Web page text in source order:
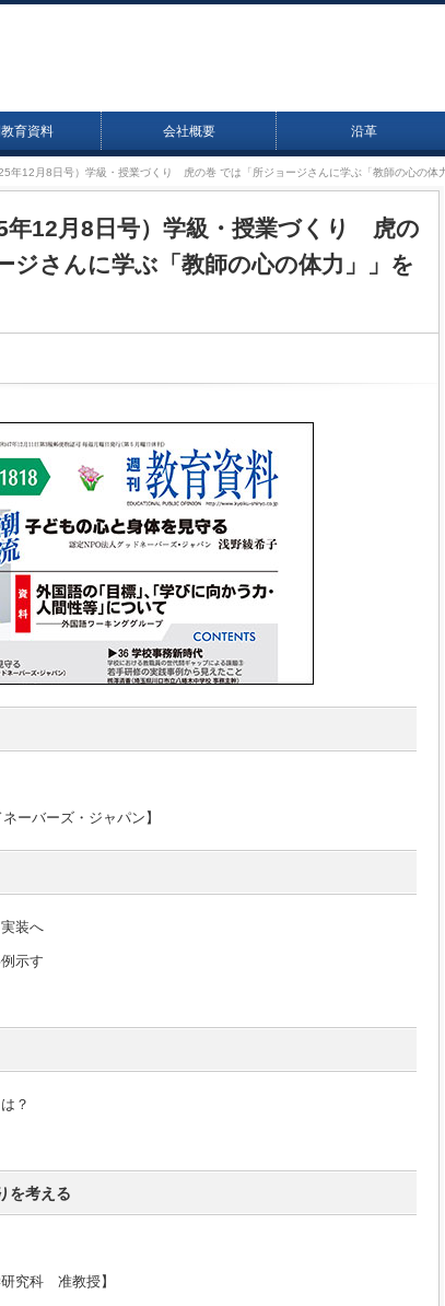
育資料 会社概要 沿革
年12月8日号）学級・授業づくり 虎の巻 では「所ジョージさんに学ぶ「教師の心の体
年12月8日号）学級・授業づくり 虎の
ジさんに学ぶ「教師の心の体力」」を
ーバーズ・ジャパン】
装へ
示す
？
を考える
研究科 准教授】